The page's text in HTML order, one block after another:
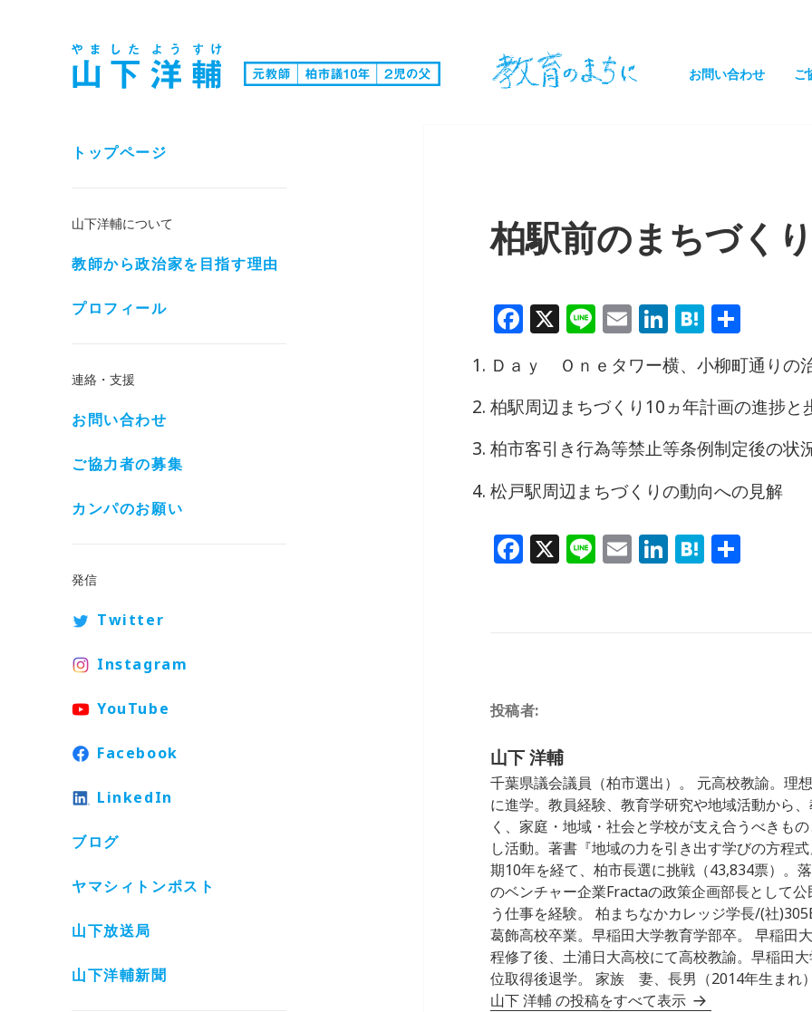
お問い合わせ ご
トップページ
山下洋輔について
教師から政治家を目指す理由
プロフィール
連絡・支援
お問い合わせ
ご協力者の募集
カンパのお願い
発信
Twitter
Instagram
YouTube
Facebook
LinkedIn
ブログ
ヤマシィトンポスト
山下放送局
山下洋輔新聞
柏駅前のまちづく
F
c
e
b
o
o
X Li
e
E
ai
l
Li
n
k
e
dI
n
H
at
e
n
a
共
有
Ｄａｙ Ｏｎｅタワー横、小柳町通りの
柏駅周辺まちづくり10ヵ年計画の進捗と
柏市客引き行為等禁止等条例制定後の状
松戸駅周辺まちづくりの動向への見解
F
a
o
o
k
X Li
n
E
m
Li
n
H
at
共
投稿者:
山下 洋輔
千葉県議会議員（柏市選出）。 元高校教諭。理
に進学。教員経験、教育学研究や地域活動から
く、家庭・地域・社会と学校が支え合うべきも
し活動。著書『地域の力を引き出す学びの方程
期10年を経て、柏市長選に挑戦（43,834票）。
のベンチャー企業Fractaの政策企画部長として
う仕事を経験。 柏まちなかカレッジ学長/(社
葛飾高校卒業。早稲田大学教育学部卒。 早稲田
程修了後、土浦日大高校にて高校教諭。早稲田
位取得後退学。 家族 妻、長男（2014年生まれ
山下 洋輔 の投稿をすべて表示